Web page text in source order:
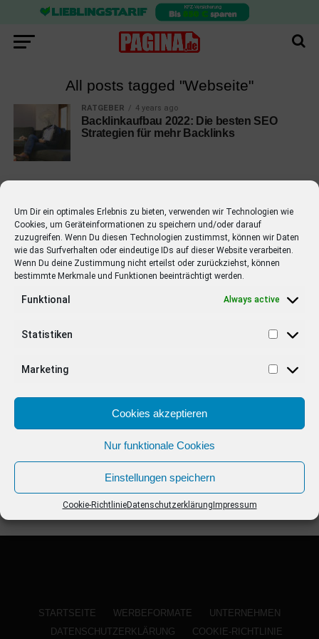
Um Dir ein optimales Erlebnis zu bieten, verwenden wir Technologien wie
Cookies, um Geräteinformationen zu speichern und/oder darauf
zuzugreifen. Wenn Du diesen Technologien zustimmst, können wir Daten
wie das Surfverhalten oder eindeutige IDs auf dieser Website verarbeiten.
Wenn Du deine Zustimmung nicht erteilst oder zurückziehst, können
bestimmte Merkmale und Funktionen beeinträchtigt werden.
Funktional Always active
Statistiken
Marketing
Cookies akzeptieren
Nur funktionale Cookies
Einstellungen speichern
Cookie-RichtlinieDatenschutzerklärung Impressum
All posts tagged "Webseite"
RATGEBER 4 years ago
Backlinkaufbau 2022: Die besten SEO
Strategien für mehr Backlinks
EMPFOHLEN
STARS 4 years ago
Barbara Schöneberger Moderatorin
von “Verstehen Sie Spaß?”
STARTSEITE WERBEFORMATE
UNTERNEHMEN
DATENSCHUTZERKLÄRUNG
COOKIE-RICHTLINIE